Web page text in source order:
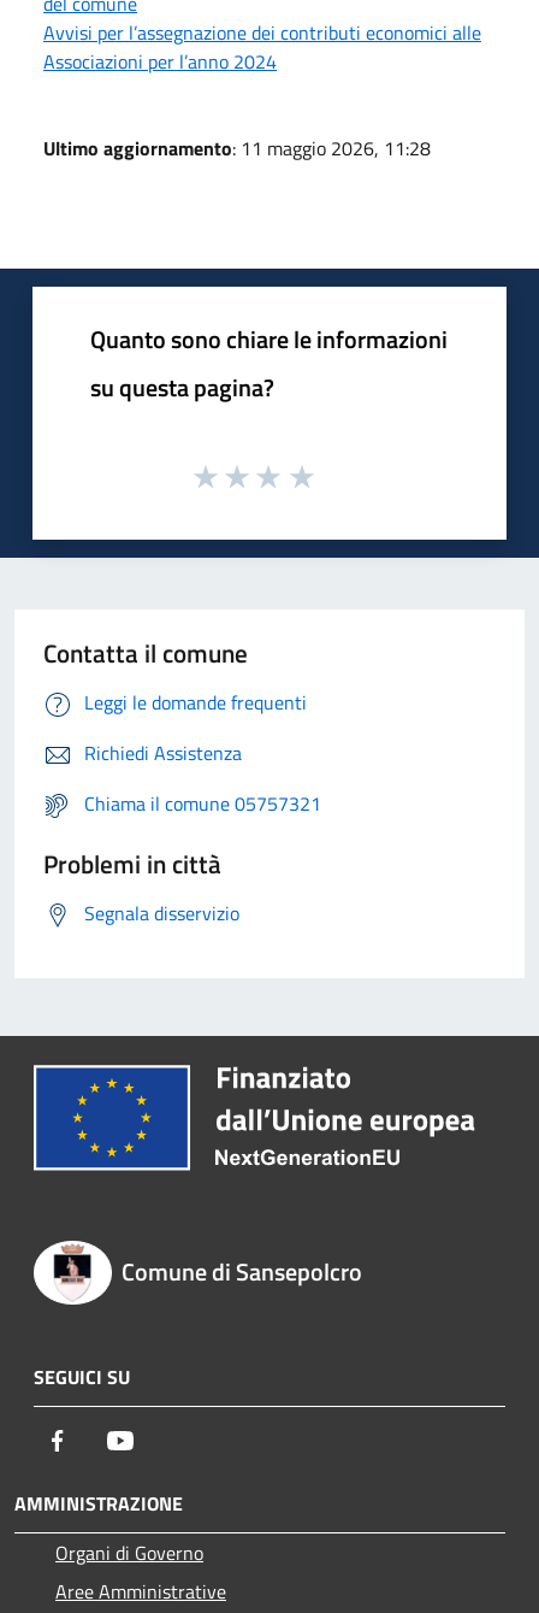
Avvisi per l’assegnazione dei contributi economici alle
Associazioni per l’anno 2024
Ultimo aggiornamento: 11 maggio 2026, 11:28
Quanto sono chiare le informazioni
su questa pagina?
Contatta il comune
Leggi le domande frequenti
Richiedi Assistenza
Chiama il comune 05757321
Problemi in città
Segnala disservizio
Comune di Sansepolcro
SEGUICI SU
Facebook
AMMINISTRAZIONE
Organi di Governo
Aree Amministrative